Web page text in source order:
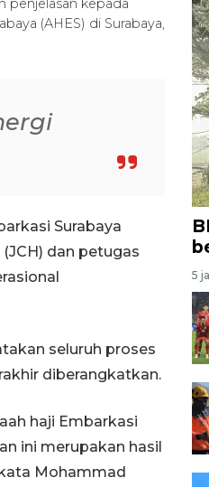
penjelasan kepada
(AHES) di Surabaya,
Surabaya
dan petugas
seluruh proses
diberangkatkan.
haji Embarkasi
ini merupakan hasil
Mohammad
5